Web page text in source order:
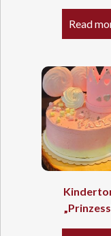
Read